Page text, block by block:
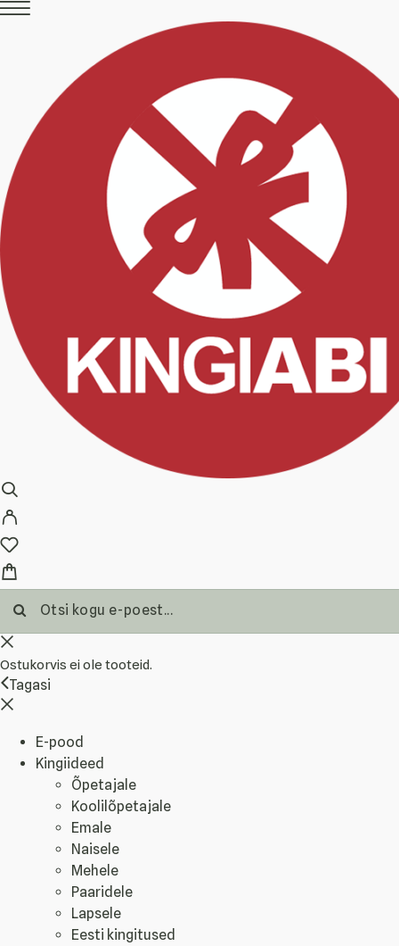
Ostukorvis ei ole tooteid.
Tagasi
E-pood
Kingiideed
Õpetajale
Koolilõpetajale
Emale
Naisele
Mehele
Paaridele
Lapsele
Eesti kingitused